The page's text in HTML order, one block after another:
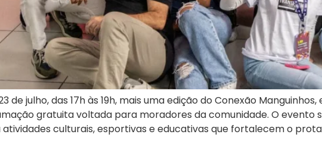
de julho, das 17h às 19h, mais uma edição do Conexão
gratuita voltada para moradores da comunidade. O evento
atividades culturais, esportivas e educativas que fortalecem o